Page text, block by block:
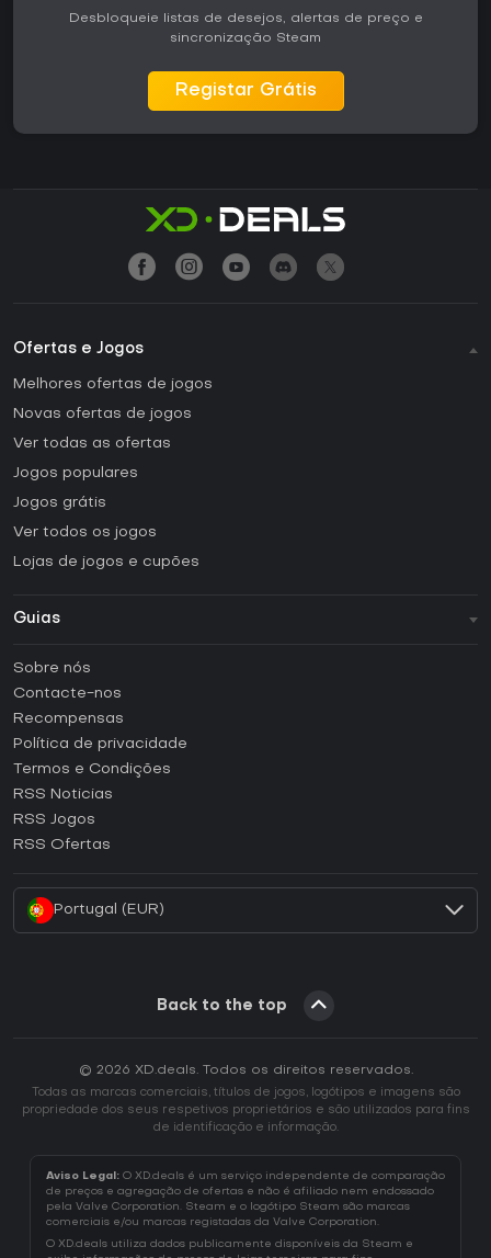
Desbloqueie listas de desejos, alertas de preço e
sincronização Steam
Registar Grátis
Ofertas e Jogos
Melhores ofertas de jogos
Novas ofertas de jogos
Ver todas as ofertas
Jogos populares
Jogos grátis
Ver todos os jogos
Lojas de jogos e cupões
Guias
Como ativar uma CD Key Steam?
Como ativar uma CD Key Epic Games?
Como ativar uma CD Key GOG?
Como ativar uma CD Key Ubisoft Connect?
Sobre nós
Contacte-nos
Recompensas
Política de privacidade
Termos e Condições
RSS Noticias
RSS Jogos
RSS Ofertas
Portugal (EUR)
Back to the top
© 2026 XD.deals. Todos os direitos reservados.
Todas as marcas comerciais, títulos de jogos, logótipos e imagens são
propriedade dos seus respetivos proprietários e são utilizados para fins
de identificação e informação.
Aviso Legal: O XD.deals é um serviço independente de comparação
de preços e agregação de ofertas e não é afiliado nem endossado
pela Valve Corporation. Steam e o logótipo Steam são marcas
comerciais e/ou marcas registadas da Valve Corporation.
O XD.deals utiliza dados publicamente disponíveis da Steam e